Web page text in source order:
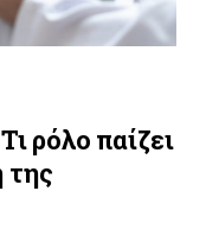
ρόλο παίζει
της